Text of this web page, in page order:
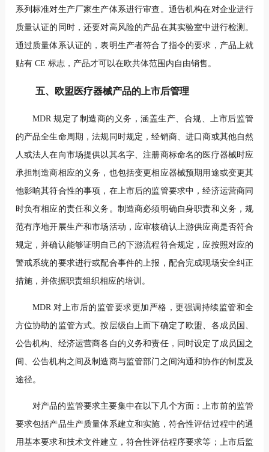
系列标准对生产厂家生产体系进行审查。通告机构在对企业进行
质量认证的同时，还要对高风险的产品在其实验室中进行检测。
通过质量体系认证的，表明生产者符合了指令的要求，产品上就
贴有 CE 标志，产品才可以在欧共体范围内自由销售。
五、欧盟医疗器械产品的上市后管理
MDR 规定了制造商的义务，涵盖生产、合规、上市后监管
的产品全生命周期，法规同时规定，经销商、进口商或其他自然
人或法人在向市场提供以其名字、注册商标命名的医疗器械时应
承担制造商相应的义务，也包括变更相应器械预期用途或变更其
他影响其符合性的事项，在上市后的监管要求中，经济运营商同
时负有相应的责任和义务。制造商必须明确自身职责和义务，规
范有序地开展生产和市场活动，应审核确认上游供应商是否符合
规定，并确认能够证明自己的下游流程符合规定，应按照对应的
警戒系统的要求进行或配合事件的上报，配合完成现场安全纠正
措施，并依据职责组织相应的培训。
MDR 对上市后的监管要求更加严格，更强调持续监管和全
方位协助的监管方式。按层级自上而下确定了欧盟、各成员国、
公告机构、经济运营商各自的义务和责任，同时设定了成员国之
间、公告机构之间及制造商与监管部门之间沟通和协作的制度及
途径。
对产品的监管要求主要集中在以下几个方面：上市前的监管
要求包括产品生产质量体系建立和实施，符合性评估过程中的通
用基本要求和技术文件建立，符合性评估程序要求等；上市后监